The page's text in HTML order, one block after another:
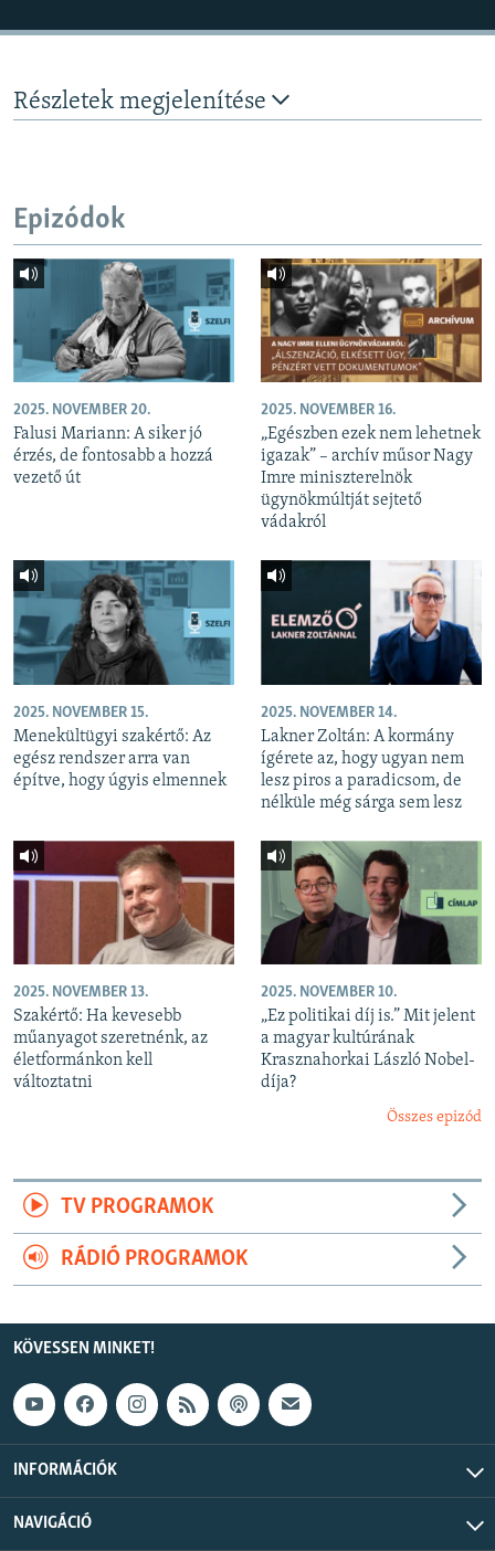
Részletek megjelenítése
Epizódok
2025. NOVEMBER 20.
Falusi Mariann: A siker jó
érzés, de fontosabb a hozzá
vezető út
2025. NOVEMBER 16.
„Egészben ezek nem lehetnek
igazak” – archív műsor Nagy
Imre miniszterelnök
ügynökmúltját sejtető
vádakról
2025. NOVEMBER 15.
Menekültügyi szakértő: Az
egész rendszer arra van
építve, hogy úgyis elmennek
2025. NOVEMBER 14.
Lakner Zoltán: A kormány
ígérete az, hogy ugyan nem
lesz piros a paradicsom, de
nélküle még sárga sem lesz
2025. NOVEMBER 13.
Szakértő: Ha kevesebb
műanyagot szeretnénk, az
életformánkon kell
változtatni
2025. NOVEMBER 10.
„Ez politikai díj is.” Mit jelent
a magyar kultúrának
Krasznahorkai László Nobel-
díja?
Összes epizód
TV PROGRAMOK
RÁDIÓ PROGRAMOK
KÖVESSEN MINKET!
INFORMÁCIÓK
NAVIGÁCIÓ